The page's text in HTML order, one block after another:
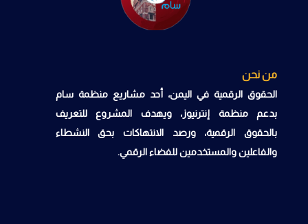
من نحن
الحقوق الرقمية في اليمن، أحد مشاريع منظمة سام
بدعم منظمة إنترنيوز، ويهدف المشروع للتعريف
بالحقوق الرقمية، ورصد الانتهاكات بحق النشطاء
والفاعلين والمستخدمين للفضاء الرقمي.